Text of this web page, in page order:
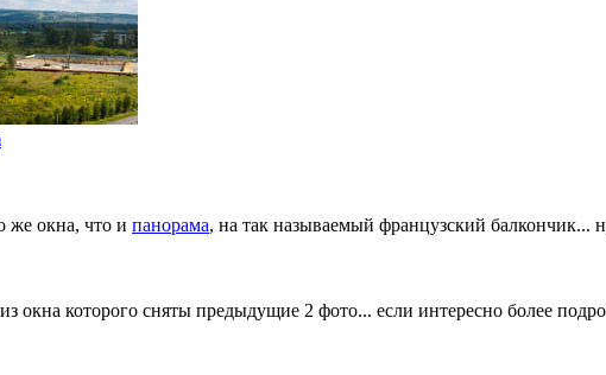
же окна, что и панорама, на так называемый французский балкончик...
окна которого сняты предыдущие 2 фото... если интересно более